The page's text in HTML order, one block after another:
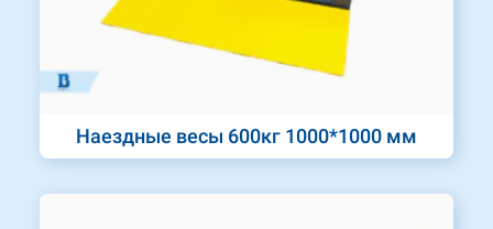
Наездные весы 600кг 1000*1000 мм